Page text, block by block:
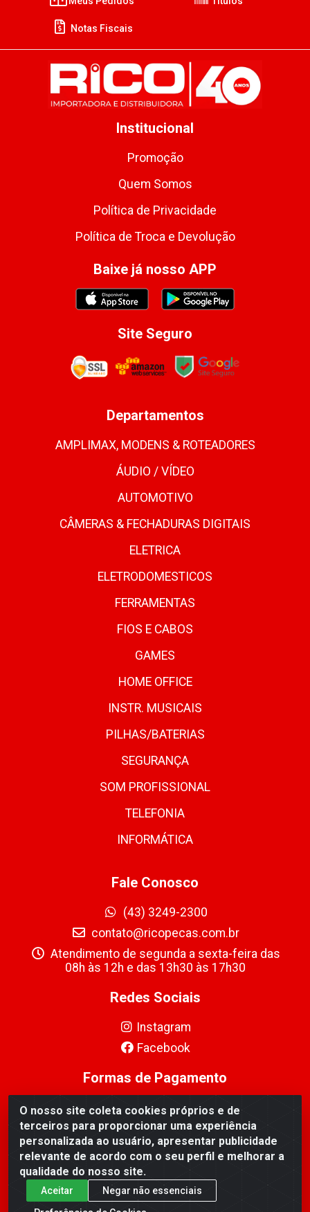
O nosso site coleta cookies próprios e de
terceiros para proporcionar uma experiência
personalizada ao usuário, apresentar publicidade
relevante de acordo com o seu perfil e melhorar a
qualidade do nosso site.
Aceitar
Negar não essenciais
Notas Fiscais
Institucional
Promoção
Quem Somos
Política de Privacidade
Política de Troca e Devolução
Baixe já nosso APP
Site Seguro
Departamentos
AMPLIMAX, MODENS & ROTEADORES
ÁUDIO / VÍDEO
AUTOMOTIVO
CÂMERAS & FECHADURAS DIGITAIS
ELETRICA
ELETRODOMESTICOS
FERRAMENTAS
FIOS E CABOS
GAMES
HOME OFFICE
INSTR. MUSICAIS
PILHAS/BATERIAS
SEGURANÇA
SOM PROFISSIONAL
TELEFONIA
INFORMÁTICA
Fale Conosco
(43) 3249-2300
contato@ricopecas.com.br
Atendimento de segunda a sexta-feira das
08h às 12h e das 13h30 às 17h30
Redes Sociais
Instagram
Facebook
Formas de Pagamento
Ricopeças Comércio de componentes Eletrônicos Ltda -
Rua Alicio Francisco Mafra, 968 - Jardim Taroba,
Cambé/PR - CEP 86.191-390 - CNPJ 06.241.208/0001-
89